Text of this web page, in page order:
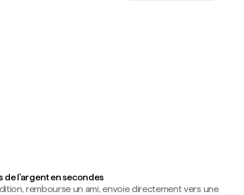
de l'argent en secondes
rembourse un ami, envoie directement vers une